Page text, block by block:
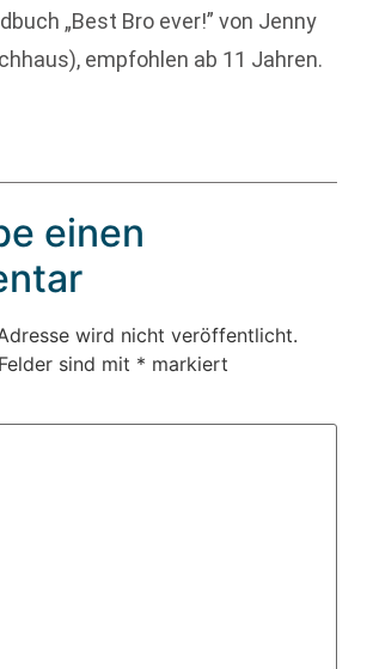
„Best Bro ever!” von Jenny
empfohlen ab 11 Jahren.
einen
wird nicht veröffentlicht.
sind mit * markiert